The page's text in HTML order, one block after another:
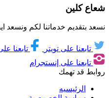
شعاع كلين
نسعد بتقديم خدماتنا لكم ونسعد
تابعنا على تويتر تابعنا
تابعنا على إنستجرام
روابط قد تهمك
الرئيسيه